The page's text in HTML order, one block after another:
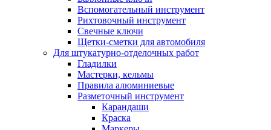
Вспомогательный инструмент
Рихтовочный инструмент
Свечные ключи
Щетки-сметки для автомобиля
Для штукатурно-отделочных работ
Гладилки
Мастерки, кельмы
Правила алюминиевые
Разметочный инструмент
Карандаши
Краска